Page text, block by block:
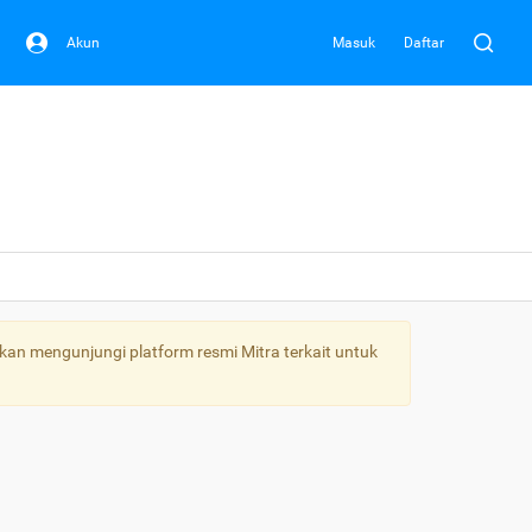
Akun Masuk Daftar
mengunjungi platform resmi Mitra terkait untuk